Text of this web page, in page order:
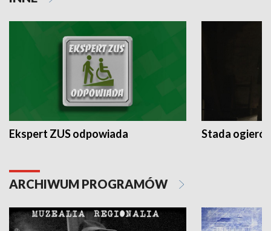
Ekspert ZUS odpowiada Stada
ARCHIWUM PROGRAMÓW